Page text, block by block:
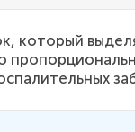
который